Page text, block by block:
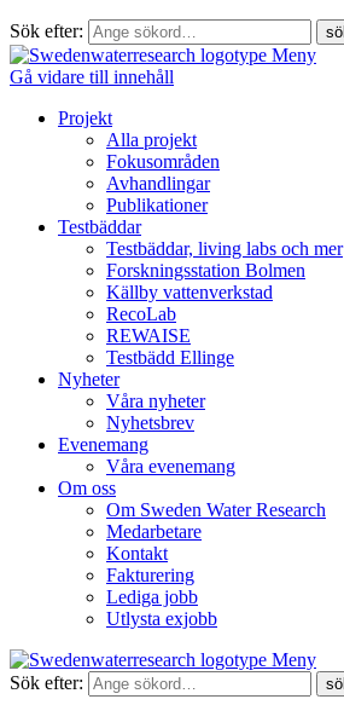
Sök efter:
Meny
Gå vidare till innehåll
Projekt
Alla projekt
Fokusområden
Avhandlingar
Publikationer
Testbäddar
Testbäddar, living labs och mer
Forskningsstation Bolmen
Källby vattenverkstad
RecoLab
REWAISE
Testbädd Ellinge
Nyheter
Våra nyheter
Nyhetsbrev
Evenemang
Våra evenemang
Om oss
Om Sweden Water Research
Medarbetare
Kontakt
Fakturering
Lediga jobb
Utlysta exjobb
Meny
Sök efter: